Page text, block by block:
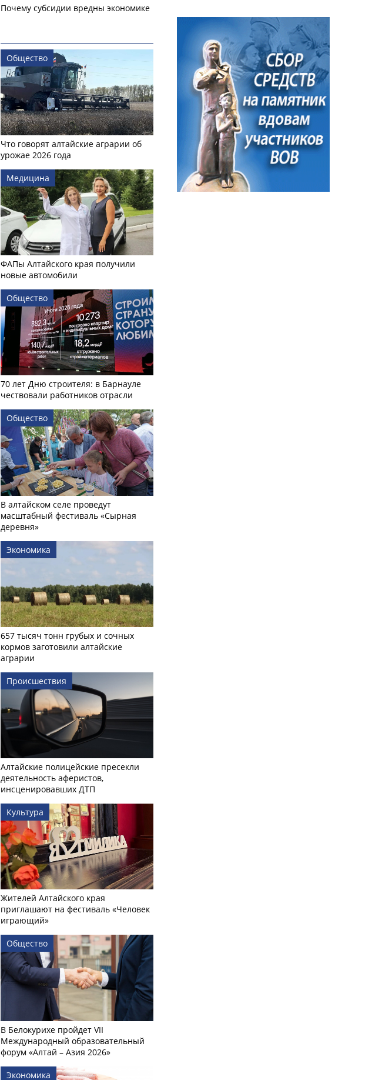
Почему субсидии вредны экономике
Общество
Что говорят алтайские аграрии об
урожае 2026 года
Медицина
ФАПы Алтайского края получили
новые автомобили
Общество
70 лет Дню строителя: в Барнауле
чествовали работников отрасли
Общество
В алтайском селе проведут
масштабный фестиваль «Сырная
деревня»
Экономика
657 тысяч тонн грубых и сочных
кормов заготовили алтайские
аграрии
Происшествия
Алтайские полицейские пресекли
деятельность аферистов,
инсценировавших ДТП
Культура
Жителей Алтайского края
приглашают на фестиваль «Человек
играющий»
Общество
В Белокурихе пройдет VII
Международный образовательный
форум «Алтай – Азия 2026»
Экономика